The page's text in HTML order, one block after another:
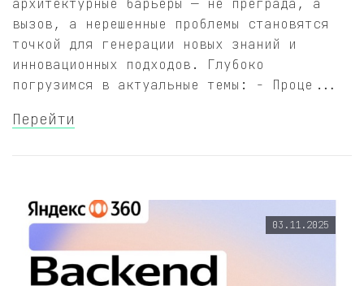
архитектурные барьеры — не преграда, а
вызов, а нерешенные проблемы становятся
точкой для генерации новых знаний и
инновационных подходов. Глубоко
погрузимся в актуальные темы: - Проце...
Перейти
03.11.2025